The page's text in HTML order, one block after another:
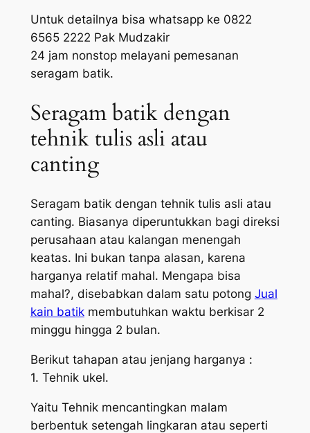
Untuk detailnya bisa whatsapp ke 0822
6565 2222 Pak Mudzakir
24 jam nonstop melayani pemesanan
seragam batik.
Seragam batik dengan
tehnik tulis asli atau
canting
Seragam batik dengan tehnik tulis asli atau
canting. Biasanya diperuntukkan bagi direksi
perusahaan atau kalangan menengah
keatas. Ini bukan tanpa alasan, karena
harganya relatif mahal. Mengapa bisa
mahal?, disebabkan dalam satu potong Jual
kain batikmembutuhkan waktu berkisar 2
minggu hingga 2 bulan.
Berikut tahapan atau jenjang harganya :
1. Tehnik ukel.
Yaitu Tehnik mencantingkan malam
berbentuk setengah lingkaran atau seperti